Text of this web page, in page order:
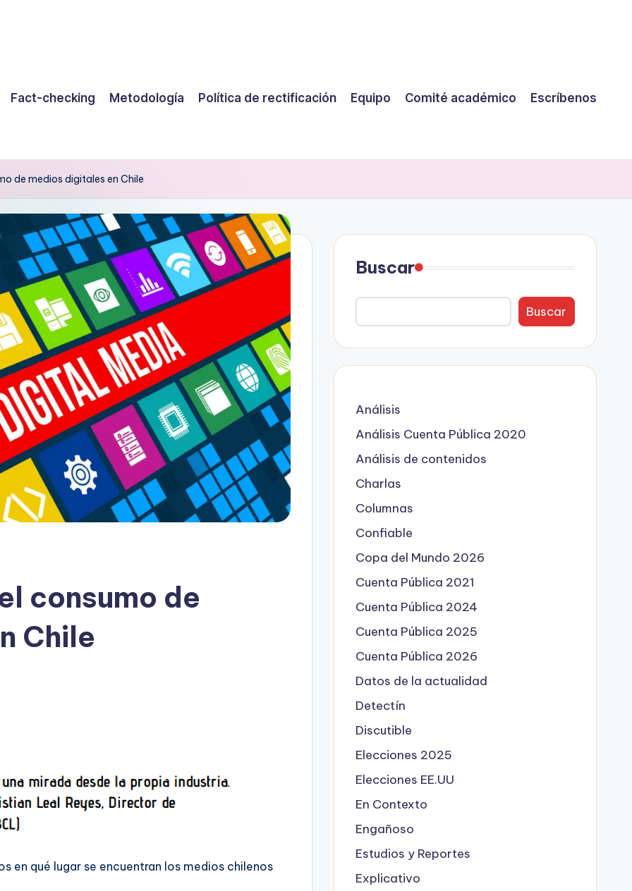
Fact-checking Metodología Política de rectificación Equipo Comité académico Escríbenos
de medios digitales en Chile
consumo de
Chile
en qué lugar se encuentran los medios chilenos
Buscar
Buscar
Análisis
Análisis Cuenta Pública 2020
Análisis de contenidos
Charlas
Columnas
Confiable
Copa del Mundo 2026
Cuenta Pública 2021
Cuenta Pública 2024
Cuenta Pública 2025
Cuenta Pública 2026
Datos de la actualidad
Detectín
Discutible
Elecciones 2025
Elecciones EE.UU
En Contexto
Engañoso
Estudios y Reportes
Explicativo